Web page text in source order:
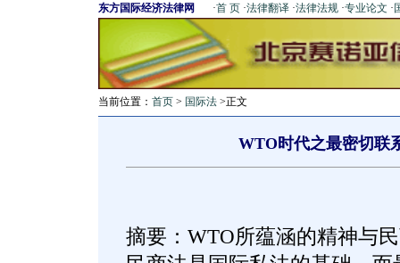
东方国际经济法律网 ·首 页 ·法律翻译 ·法律法规 ·专业论文 ·
当前位置： 首页 > 国际法 >正文
WTO时代之最密切联
摘要：WTO所蕴涵的精神与